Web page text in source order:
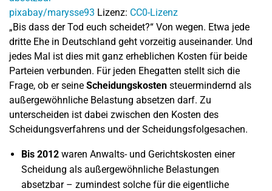
pixabay/marysse93 Lizenz: CC0-Lizenz
„Bis dass der Tod euch scheidet?“ Von wegen. Etwa jede
dritte Ehe in Deutschland geht vorzeitig auseinander. Und
jedes Mal ist dies mit ganz erheblichen Kosten für beide
Parteien verbunden. Für jeden Ehegatten stellt sich die
Frage, ob er seine Scheidungskosten steuermindernd als
außergewöhnliche Belastung absetzen darf. Zu
unterscheiden ist dabei zwischen den Kosten des
Scheidungsverfahrens und der Scheidungsfolgesachen.
Bis 2012 waren Anwalts- und Gerichtskosten einer
Scheidung als außergewöhnliche Belastungen
absetzbar – zumindest solche für die eigentliche